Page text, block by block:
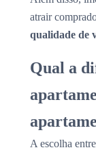
atrair
qualidade de
Qual a
A escolha